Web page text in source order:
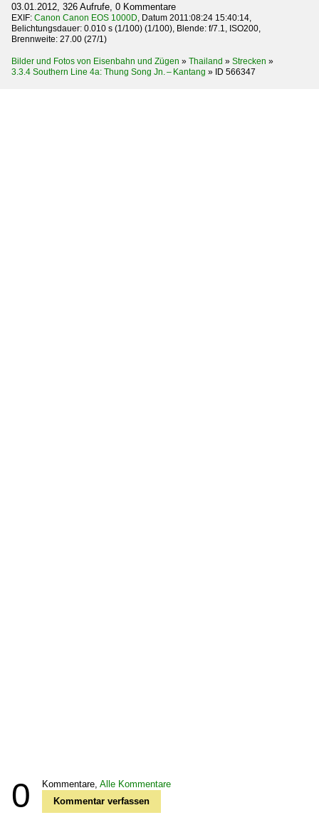
03.01.2012, 326 Aufrufe, 0 Kommentare
EXIF: Canon Canon EOS 1000D , Datum 2011:08:24 15:40:14,
Belichtungsdauer: 0.010 s (1/100) (1/100), Blende: f/7.1, ISO200,
Brennweite: 27.00 (27/1)
Bilder und Fotos von Eisenbahn und Zügen » Thailand » Strecken »
3.3.4 Southern Line 4a: Thung Song Jn. – Kantang » ID 566347
0 Kommentare, Alle Kommentare
Kommentar verfassen